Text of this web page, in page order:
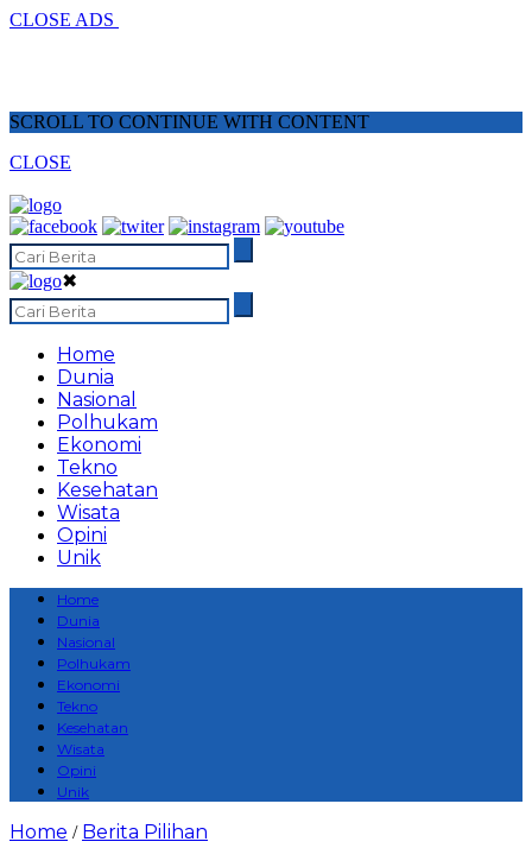
CLOSE ADS
SCROLL TO CONTINUE WITH CONTENT
CLOSE
✖
Home
Dunia
Nasional
Polhukam
Ekonomi
Tekno
Kesehatan
Wisata
Opini
Unik
Home
Dunia
Nasional
Polhukam
Ekonomi
Tekno
Kesehatan
Wisata
Opini
Unik
Home / Berita Pilihan